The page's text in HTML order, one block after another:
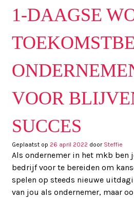
1-DAAGSE
VOOR
SUCCES
Geplaatst op 26 april 2022 door Steffie
Als ondernemer in het mkb ben
bedrijf voor te bereiden om
spelen op steeds nieuwe
van jou als ondernemer, maar